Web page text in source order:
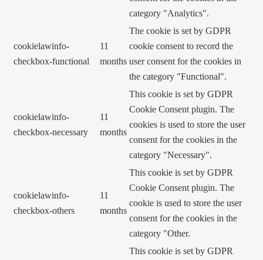
category "Analytics".
cookielawinfo-
checkbox-functional
11
months
The cookie is set by GDPR
cookie consent to record the
user consent for the cookies in
the category "Functional".
cookielawinfo-
checkbox-necessary
11
months
This cookie is set by GDPR
Cookie Consent plugin. The
cookies is used to store the user
consent for the cookies in the
category "Necessary".
cookielawinfo-
checkbox-others
11
months
This cookie is set by GDPR
Cookie Consent plugin. The
cookie is used to store the user
consent for the cookies in the
category "Other.
This cookie is set by GDPR